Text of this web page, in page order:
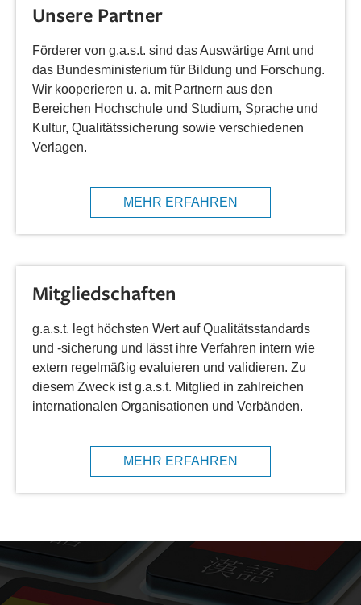
Unsere Partner
Förderer von g.a.s.t. sind das Auswärtige Amt und
das Bundesministerium für Bildung und Forschung.
Wir kooperieren u. a. mit Partnern aus den
Bereichen Hochschule und Studium, Sprache und
Kultur, Qualitätssicherung sowie verschiedenen
Verlagen.
MEHR ERFAHREN
Mitgliedschaften
g.a.s.t. legt höchsten Wert auf Qualitätsstandards
und -sicherung und lässt ihre Verfahren intern wie
extern regelmäßig evaluieren und validieren. Zu
diesem Zweck ist g.a.s.t. Mitglied in zahlreichen
internationalen Organisationen und Verbänden.
MEHR ERFAHREN